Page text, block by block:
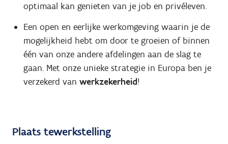
optimaal kan genieten van je job en privéleven.
Een open en eerlijke werkomgeving waarin je de
mogelijkheid hebt om door te groeien of binnen
één van onze andere afdelingen aan de slag te
gaan. Met onze unieke strategie in Europa ben je
verzekerd van werkzekerheid!
Plaats tewerkstelling